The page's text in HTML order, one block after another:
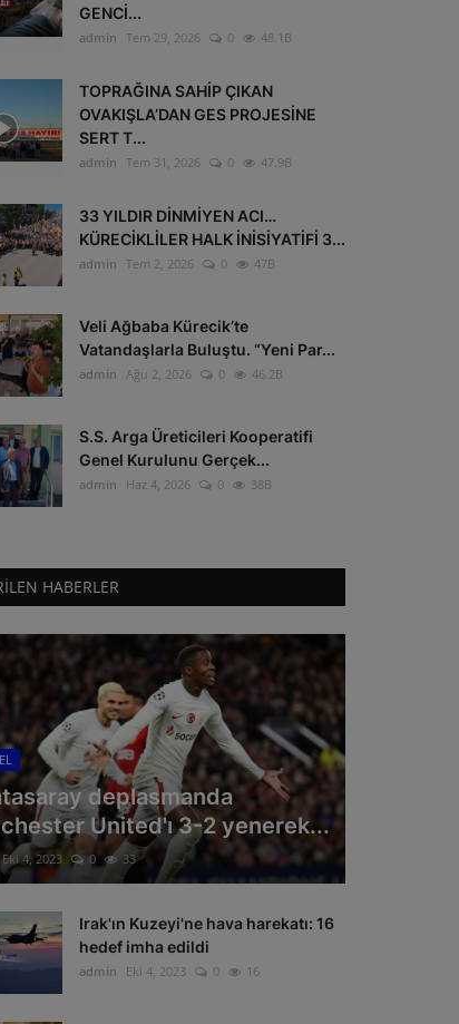
GENCİ...
admin Tem 29, 2026 0 48.1B
TOPRAĞINA SAHİP ÇIKAN
OVAKIŞLA’DAN GES PROJESİNE
SERT T...
admin Tem 31, 2026 0 47.9B
33 YILDIR DİNMİYEN ACI…
KÜRECİKLİLER HALK İNİSİYATİFİ 3...
admin Tem 2, 2026 0 47B
Veli Ağbaba Kürecik’te
Vatandaşlarla Buluştu. “Yeni Par...
admin Ağu 2, 2026 0 46.2B
S.S. Arga Üreticileri Kooperatifi
Genel Kurulunu Gerçek...
admin Haz 4, 2026 0 38B
HABERLER
deplasmanda
United'ı 3-2 yenerek...
Eki 4, 2023 0 33
Irak'ın Kuzeyi'ne hava harekatı: 16
hedef imha edildi
admin Eki 4, 2023 0 16